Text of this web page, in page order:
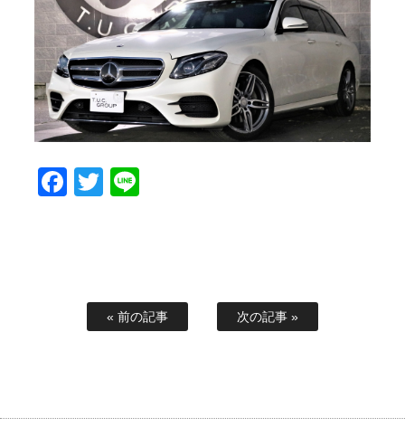
Facebook
Twitter
« 前の記事 次の記事 »